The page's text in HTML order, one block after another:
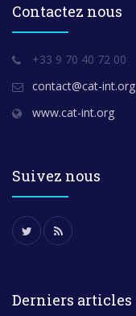
Contactez nous
+33 9 70 40 72 00
contact@cat-int.org
www.cat-int.org
Suivez nous
Derniers articles